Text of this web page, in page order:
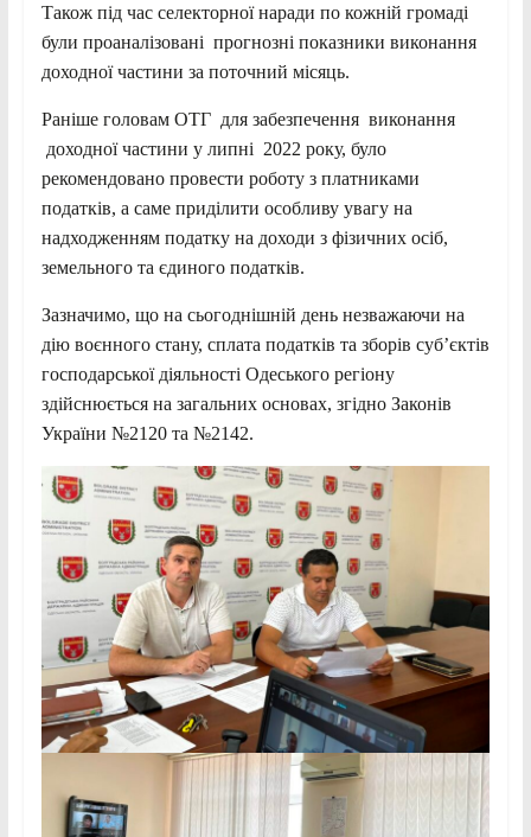
Також під час селекторної наради по кожній громаді
були проаналізовані прогнозні показники виконання
доходної частини за поточний місяць.
Раніше головам ОТГ для забезпечення виконання
доходної частини у липні 2022 року, було
рекомендовано провести роботу з платниками
податків, а саме приділити особливу увагу на
надходженням податку на доходи з фізичних осіб,
земельного та єдиного податків.
Зазначимо, що на сьогоднішній день незважаючи на
дію воєнного стану, сплата податків та зборів суб’єктів
господарської діяльності Одеського регіону
здійснюється на загальних основах, згідно Законів
України №2120 та №2142.